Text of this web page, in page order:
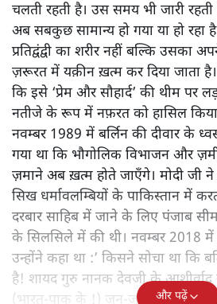
चलती रहती है। उस समय भी जारी
अब सबकुछ सामान्य हो गया या हो रहा
प्रतिद्वंद्वी का शरीर नहीं बल्कि उसका
ज़रूरत में यक़ीन ख़त्म कर दिया जाता
कि इसे ‘प्रेम और सौहार्द’ की थीम पर
नतीजे के रूप में नफ़रत को हासिल किया
नवम्बर 1989 में बर्लिन की दीवार के
गया था कि भौगोलिक विभाजन और
ज़माने अब ख़त्म होते जाएँगे। मोदी जी
सिख धर्मावलम्बियों के पाकिस्तान में
दरबार साहिब में जाने के लिए पंजाब
के सिलसिले में की थी। नवम्बर 2018
उन्होंने कहा था :’ किसने सोचा था कि
है! शायद गुरु नानक देवजी के आशीर्वाद
और पढ़ें